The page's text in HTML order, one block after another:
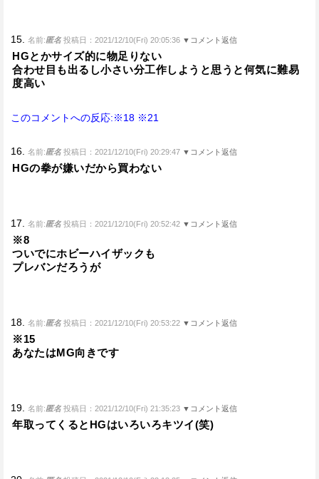
15. 名前:匿名 投稿日：2021/12/10(Fri) 20:05:36 ▼コメント返信
HGとかサイズ的に物足りない
合わせ目も出るし小さい分工作しようと思うと何気に難易
度高い
このコメントへの反応:※18 ※21
16. 名前:匿名 投稿日：2021/12/10(Fri) 20:29:47 ▼コメント返信
HGの拳が嫌いだから買わない
17. 名前:匿名 投稿日：2021/12/10(Fri) 20:52:42 ▼コメント返信
※8
ついでにホビーハイザックも
プレバンだろうが
18. 名前:匿名 投稿日：2021/12/10(Fri) 20:53:22 ▼コメント返信
※15
あなたはMG向きです
19. 名前:匿名 投稿日：2021/12/10(Fri) 21:35:23 ▼コメント返信
年取ってくるとHGはいろいろキツイ(笑)